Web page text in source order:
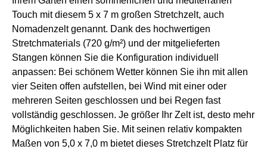
Touch mit diesem 5 x 7 m großen Stretchzelt, auch
Nomadenzelt genannt. Dank des hochwertigen
Stretchmaterials (720 g/m²) und der mitgelieferten
Stangen können Sie die Konfiguration individuell
anpassen: Bei schönem Wetter können Sie ihn mit allen
vier Seiten offen aufstellen, bei Wind mit einer oder
mehreren Seiten geschlossen und bei Regen fast
vollständig geschlossen. Je größer Ihr Zelt ist, desto mehr
Möglichkeiten haben Sie. Mit seinen relativ kompakten
Maßen von 5,0 x 7,0 m bietet dieses Stretchzelt Platz für